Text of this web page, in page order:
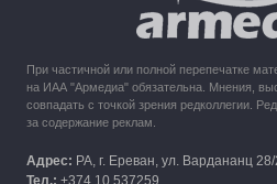
При частичной или полной перепечатке
на ИАА "Армедиа" обязательна. Мнения,
совпадать с точкой зрения редколлегии.
за содержание реклам.
Адрес: РА, г. Ереван, ул. Вардананц
Тел.: +374 10 537259